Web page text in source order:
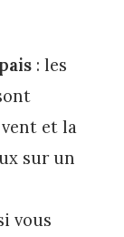
: les
et la
sur un
vous